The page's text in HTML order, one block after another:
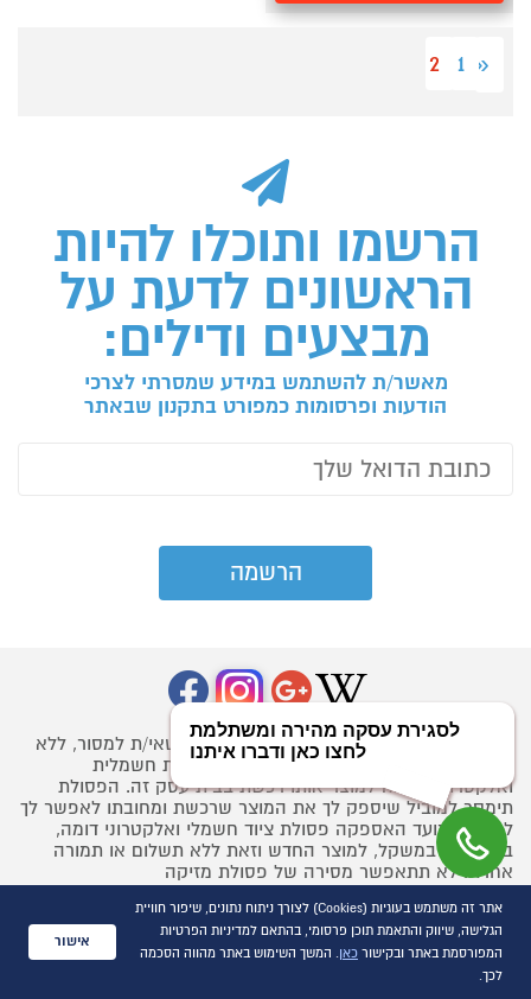
«
1
2
הרשמו ותוכלו להיות
הראשונים לדעת על
מבצעים ודילים:
מאשר/ת להשתמש במידע שמסרתי לצרכי
הודעות ופרסומות כמפורט בתקנון שבאתר
קונה נכבד/ה, בהתאם להוראות החוק, הנך רשאי/ת למסור, ללא
תמורה, במעמד מסירת המוצר שרכשת, פסולת חשמלית
ואלקטרונית דומה למוצר אותו רכשת בבית עסק זה. הפסולת
תימסר למוביל שיספק לך את המוצר שרכשת ומחובתו לאפשר לך
למסור במועד האספקה פסולת ציוד חשמלי ואלקטרוני דומה,
בכמות או במשקל, למוצר החדש וזאת ללא תשלום או תמורה
אחרת. לא תתאפשר מסירה של פסולת מזיקה
אודות החברה
דרושים
אתר זה משתמש בעוגיות (Cookies) לצורך ניתוח נתונים, שיפור חוויית
הגלישה, שיווק והתאמת תוכן פרסומי, בהתאם למדיניות הפרטיות
המפורסמת באתר ובקישור כאן. המשך השימוש באתר מהווה הסכמה
לכך.
אישור